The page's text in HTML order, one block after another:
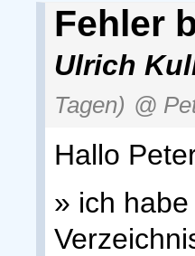
Fehler
Ulrich
Tagen) @
Hallo
» ich